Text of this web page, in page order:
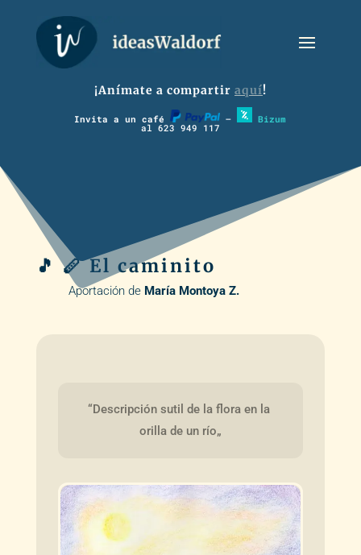
¡Anímate a compartir aquí!
Invita a un café – Bizum
al 623 949 117
🎵 🪈 El caminito
Aportación de María Montoya Z.
“Descripción sutil de la flora en la
orilla de un río„